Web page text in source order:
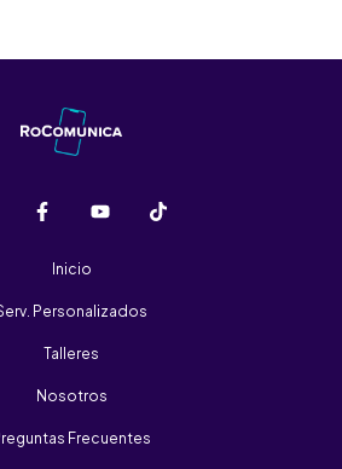
Inicio
Personalizados
Talleres
Nosotros
Frecuentes